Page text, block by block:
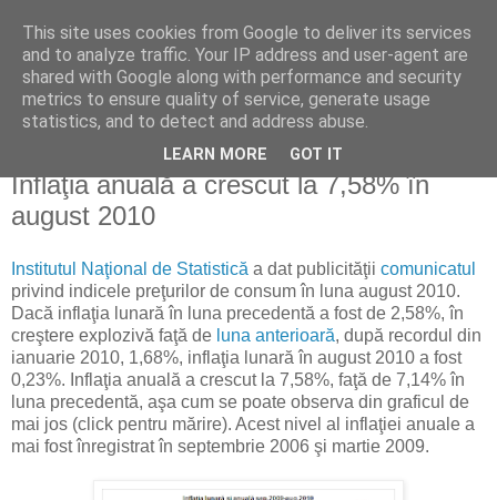
Reflecţii economice
blog de reflecţii, informaţii şi opinii economice
vineri, 10 septembrie 2010
Inflaţia anuală a crescut la 7,58% în
august 2010
Institutul Naţional de Statistică a dat publicităţii comunicatul
privind indicele preţurilor de consum în luna august 2010.
Dacă inflaţia lunară în luna precedentă a fost de 2,58%, în
creştere explozivă faţă de luna anterioară, după recordul din
ianuarie 2010, 1,68%, inflaţia lunară în august 2010 a fost
0,23%. Inflaţia anuală a crescut la 7,58%, faţă de 7,14% în
luna precedentă, aşa cum se poate observa din graficul de
mai jos (click pentru mărire). Acest nivel al inflaţiei anuale a
mai fost înregistrat în septembrie 2006 şi martie 2009.
This site uses cookies from Google to deliver its services
and to analyze traffic. Your IP address and user-agent are
shared with Google along with performance and security
metrics to ensure quality of service, generate usage
statistics, and to detect and address abuse.
LEARN MORE GOT IT